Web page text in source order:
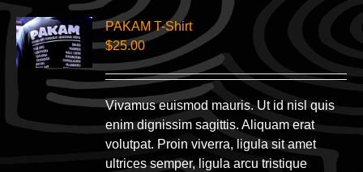
PAKAM T-Shirt
$25.00
Vivamus euismod mauris. Ut id nisl quis
enim dignissim sagittis. Aliquam erat
volutpat. Proin viverra, ligula sit amet
ultrices semper, ligula arcu tristique